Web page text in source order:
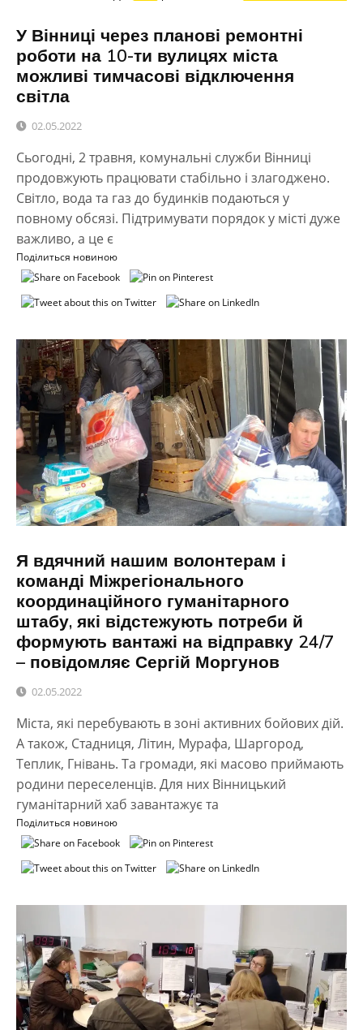
У Вінниці через планові ремонтні
роботи на 10-ти вулицях міста
можливі тимчасові відключення
світла
02.05.2022
Сьогодні, 2 травня, комунальні служби Вінниці
продовжують працювати стабільно і злагоджено.
Світло, вода та газ до будинків подаються у
повному обсязі. Підтримувати порядок у місті дуже
важливо, а це є
Поділиться новиною
Я вдячний нашим волонтерам і
команді Міжрегіонального
координаційного гуманітарного
штабу, які відстежують потреби й
формують вантажі на відправку 24/7
– повідомляє Сергій Моргунов
02.05.2022
Міста, які перебувають в зоні активних бойових дій.
А також, Стадниця, Літин, Мурафа, Шаргород,
Теплик, Гнівань. Та громади, які масово приймають
родини переселенців. Для них Вінницький
гуманітарний хаб завантажує та
Поділиться новиною